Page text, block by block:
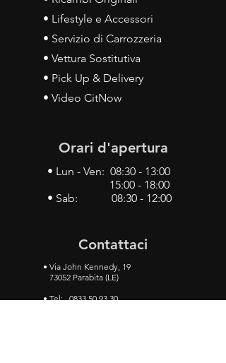
• Lifestyle e Accessori
• Servizio di Carrozzeria
• Vettura Sostitutiva
• Pick Up & Delivery
• Video CitNow
Orari d'apertura
• Lun - Ven: 08:30 - 13:00
15:00 - 18:00
• Sab: 08:30 - 12:00
Contattaci
• Via John Kennedy, 19
73052 Parabita (LE)
• Tel:0833 50 93 30